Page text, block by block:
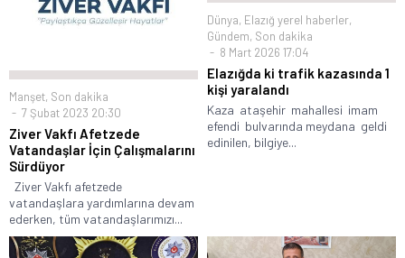
Manşet, Son dakika
7 Şubat 2023 20:30
Ziver Vakfı Afetzede
Vatandaşlar İçin Çalışmalarını
Sürdüyor
Ziver Vakfı afetzede
vatandaşlara yardımlarına devam
ederken, tüm vatandaşlarımızı...
Dünya, Elazığ yerel haberler,
Gündem, Son dakika
8 Mart 2026 17:04
Elazığda ki trafik kazasında 1
kişi yaralandı
Kaza ataşehir mahallesi imam
efendi bulvarında meydana geldi
edinilen, bilgiye...